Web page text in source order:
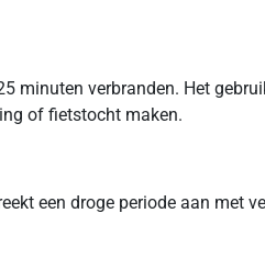
minuten verbranden. Het
of fietstocht maken.
een droge periode aan met